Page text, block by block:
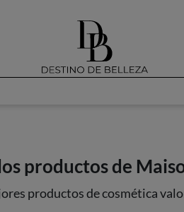
productos de
productos de cosmética